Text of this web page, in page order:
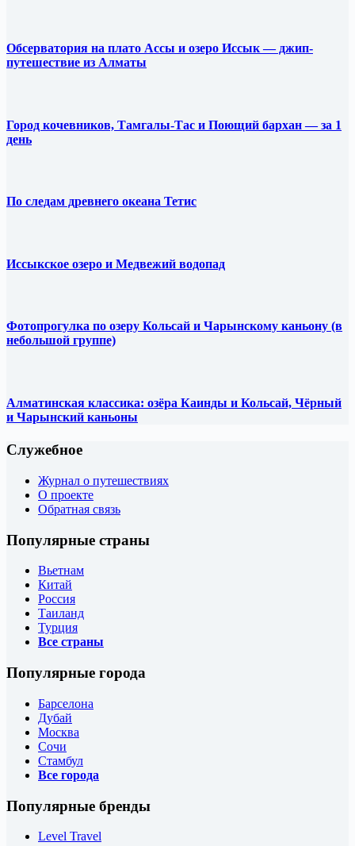
Обсерватория на плато Ассы и озеро Иссык — джип-
путешествие из Алматы
Город кочевников, Тамгалы-Тас и Поющий бархан — за 1
день
По следам древнего океана Тетис
Иссыкское озеро и Медвежий водопад
Фотопрогулка по озеру Кольсай и Чарынскому каньону (в
небольшой группе)
Алматинская классика: озёра Каинды и Кольсай, Чёрный
и Чарынский каньоны
Служебное
Журнал о путешествиях
О проекте
Обратная связь
Популярные страны
Вьетнам
Китай
Россия
Таиланд
Турция
Все страны
Популярные города
Барселона
Дубай
Москва
Сочи
Стамбул
Все города
Популярные бренды
Level Travel